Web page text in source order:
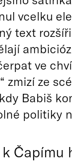
vcelku
text
ve
zmizí ze
Babiš
politiky
Čapímu